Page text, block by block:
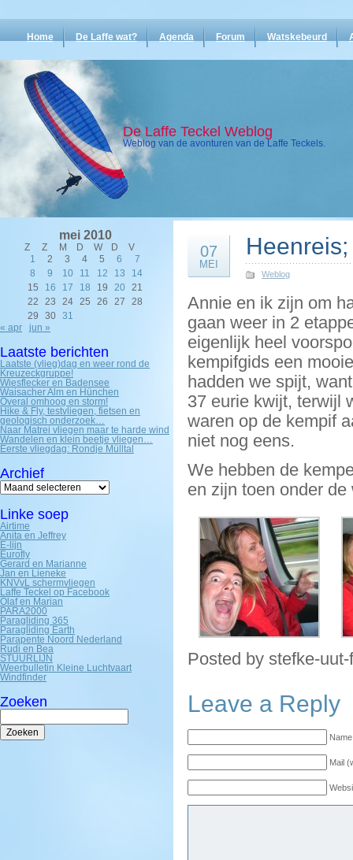
Home De Laffe wat? Agenda Forum Watskebeurd
De Laffe Teckel Weblog
Weblog van de avonturen van de Laffe Teckels.
mei 2010
Z Z M D W D
V
1
2 3 4 5 6
7
8
9 10 11 12 13
14
15
16 17 18 19 20
21
22
23 24 25 26 27
28
29
30
31
« apr
jun »
Laatste berichten
Laatste (vlieg)dag en weer rond de
Kreuzeckgruppe!
Wiesflecker en Badensee
Waisacher Alm en Hünchen
Overal omhoog en storm!
Hike & Fly, testvliegen, fietsen en
geologisch onderzoek…
Naar Matrei vliegen maar te harde wind
Wandelen en klein beetje vliegen…
Eerste vliegdag: Rondje Mülltal
Archief
Archief
Linke soep
Airtime
Anita en Jeffrey
E-lijn
Eurofly
Gerard en Marianne
Jan en Lieneke
KNVvL schermvliegen
Laffe Teckel op Facebook
Olaf en Marian
PARA2000
Paragliding 365
Paragliding Earth
Parapente Noord Nederland
Rudi en Bea
STUURLIJN
Weerbulletin Kleine Luchtvaart
Windfinder
Zoeken
Zoeken
naar:
07
MEI
Weblog
Annie en ik zijn om
gaan weer in 2
eigenlijk heel
kempifgids een
hadden we spijt,
37 eurie kwijt, terwijl
waren op de kempif
niet nog eens.
We hebben de
en zijn toen onder
Posted by stefke-
Leave a Reply
Mail